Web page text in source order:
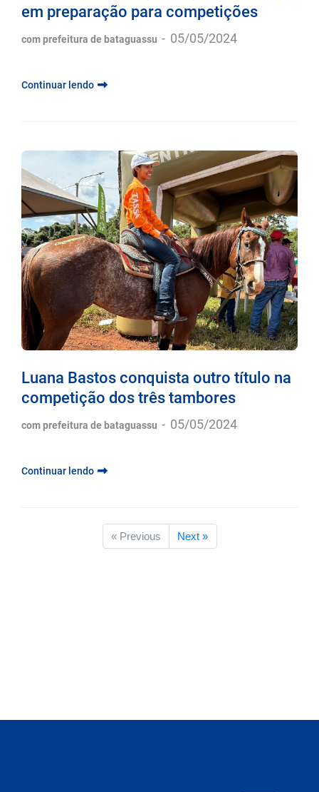
em preparação para competições
com prefeitura de bataguassu - 05/05/2024
Continuar lendo
Luana Bastos conquista outro título na
competição dos três tambores
com prefeitura de bataguassu - 05/05/2024
Continuar lendo
« Previous Next »